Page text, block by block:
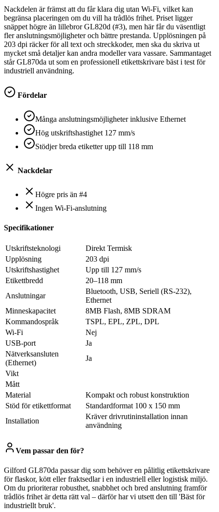
Nackdelen är främst att du får klara dig utan Wi-Fi, vilket kan
begränsa placeringen om du vill ha trådlös frihet. Priset ligger
snäppet högre än lillebror GL820d (#3), men här får du väsentligt
fler anslutningsmöjligheter och bättre prestanda. Upplösningen på
203 dpi räcker för all text och streckkoder, men ska du skriva ut
mycket små detaljer kan andra modeller vara vassare. Sammantaget
står GL870da ut som en professionell etikettskrivare bäst i test för
industriell användning.
Fördelar
Många anslutningsmöjligheter inklusive Ethernet
Hög utskriftshastighet 127 mm/s
Stödjer breda etiketter upp till 118 mm
Nackdelar
Högre pris än #4
Ingen Wi-Fi-anslutning
Specifikationer
Utskriftsteknologi
Direkt Termisk
Upplösning
203 dpi
Utskriftshastighet
Upp till 127 mm/s
Etikettbredd
20–118 mm
Anslutningar
Bluetooth, USB, Seriell (RS-232),
Ethernet
Minneskapacitet
8MB Flash, 8MB SDRAM
Kommandospråk
TSPL, EPL, ZPL, DPL
Wi-Fi
Nej
USB-port
Ja
Nätverksansluten
(Ethernet)
Ja
Vikt
Mått
Material
Kompakt och robust konstruktion
Stöd för etikettformat
Standardformat 100 x 150 mm
Installation
Kräver drivrutininstallation innan
användning
Vem passar den för?
Gilford GL870da passar dig som behöver en pålitlig etikettskrivare
för flaskor, kött eller fraktsedlar i en industriell eller logistisk miljö.
Om du prioriterar robusthet, snabbhet och bred anslutning framför
trådlös frihet är detta rätt val – därför har vi utsett den till 'Bäst för
industriellt bruk'.